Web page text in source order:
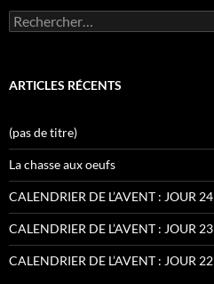
Rechercher :
ARTICLES RÉCENTS
(pas de titre)
La chasse aux oeufs
CALENDRIER DE L’AVENT : JOUR 24
CALENDRIER DE L’AVENT : JOUR 23
CALENDRIER DE L’AVENT : JOUR 22